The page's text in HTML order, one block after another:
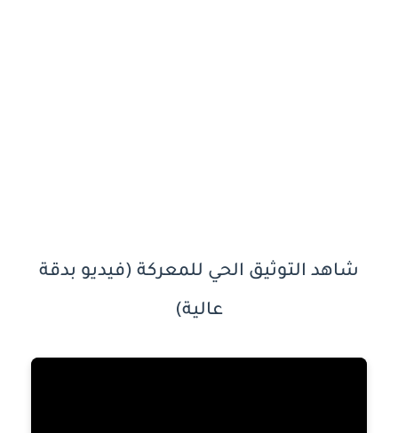
شاهد التوثيق الحي للمعركة (فيديو بدقة
عالية)